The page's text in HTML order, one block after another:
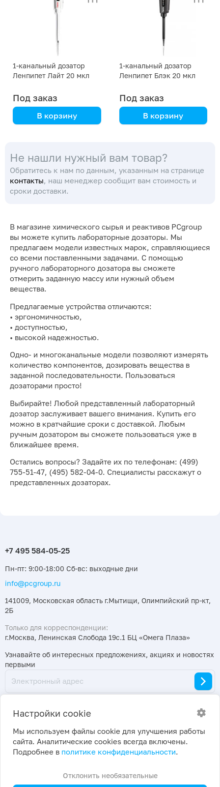
1-канальный дозатор
Ленпипет Лайт 20 мкл
Под заказ
В корзину
1-канальный дозатор
Ленпипет Блэк 20 мкл
Под заказ
В корзину
Не нашли нужный вам товар?
Обратитесь к нам по данным, указанным на странице
контакты, наш менеджер сообщит вам стоимость и
сроки доставки.
В магазине химического сырья и реактивов PCgroup
вы можете купить лабораторные дозаторы. Мы
предлагаем модели известных марок, справляющиеся
со всеми поставленными задачами. С помощью
ручного лабораторного дозатора вы сможете
отмерить заданную массу или нужный объем
вещества.
Предлагаемые устройства отличаются:
• эргономичностью,
• доступностью,
• высокой надежностью.
Одно- и многоканальные модели позволяют измерять
количество компонентов, дозировать вещества в
заданной последовательности. Пользоваться
дозаторами просто!
Выбирайте! Любой представленный лабораторный
дозатор заслуживает вашего внимания. Купить его
можно в кратчайшие сроки с доставкой. Любым
ручным дозатором вы сможете пользоваться уже в
ближайшее время.
Остались вопросы? Задайте их по телефонам: (499)
755-51-47, (495) 582-04-0. Специалисты расскажут о
представленных дозаторах.
Пн-пт: 9:00-18:00 Сб-вс: выходные дни
info@pcgroup.ru
141009, Московская область г.Мытищи, Олимпийский пр-кт,
2Б
Только для корреспонденции:
г.Москва, Ленинская Слобода 19с.1 БЦ «Омега Плаза»
Узнавайте об интересных предложениях, акциях и новостях
первыми
2026 ©
ПраймКемикалсГрупп
Политика конфиденциальности
Настройки cookie
Настройки cookie
Мы используем файлы cookie для улучшения работы
сайта. Аналитические cookies всегда включены.
Подробнее в политике конфиденциальности.
Отклонить необязательные